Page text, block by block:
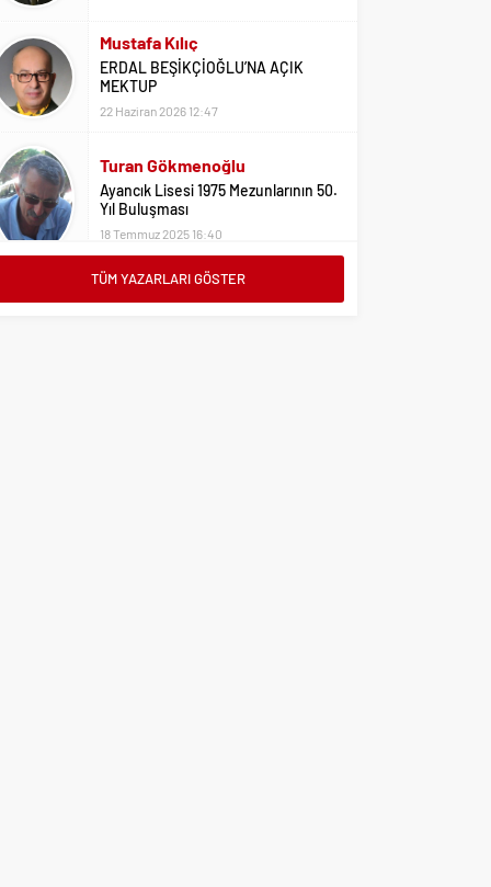
ERDAL BEŞİKÇİOĞLU’NA AÇIK
MEKTUP
22 Haziran 2026 12:47
Ayancık Lisesi 1975 Mezunlarının 50.
Yıl Buluşması
18 Temmuz 2025 16:40
Adil Yıldız
TÜM YAZARLARI GÖSTER